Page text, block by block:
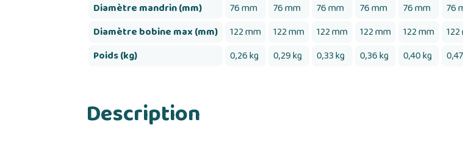
Diamètre mandrin (mm)
76 mm 76 mm 76 mm 76 mm 76 mm
76
Diamètre bobine max (mm)
122 mm 122 mm 122 mm 122 mm 122 mm
Poids (kg)
0,26 kg 0,29 kg 0,33 kg 0,36 kg 0,40 kg
Description